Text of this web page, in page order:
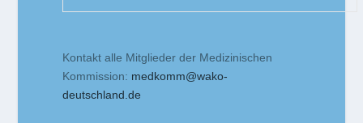
Kontakt alle Mitglieder der Medizinischen
Kommission: medkomm@wako-
deutschland.de